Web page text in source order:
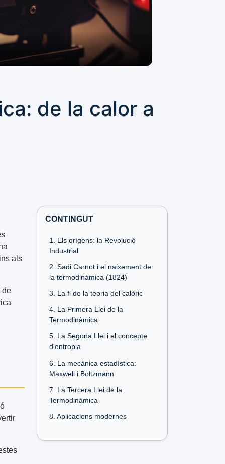
de la calor a
als
de
CONTINGUT
1. Els orígens: la Revolució
Industrial
2. Sadi Carnot i el naixement de
la termodinàmica (1824)
3. La fi de la teoria del calòric
4. La Primera Llei de la
Termodinàmica
5. La Segona Llei i el concepte
d'entropia
6. La mecànica estadística:
Maxwell i Boltzmann
7. La Tercera Llei de la
Termodinàmica
8. Aplicacions modernes